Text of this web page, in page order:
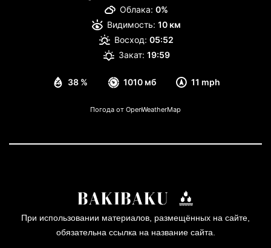
38 % 1010 мб 11 mph
Облака: 0%
Видимость: 10 км
Восход: 05:52
Закат: 19:59
Погода от OpenWeatherMap
При использовании материалов, размещённых на сайте,
обязательна ссылка на название сайта.